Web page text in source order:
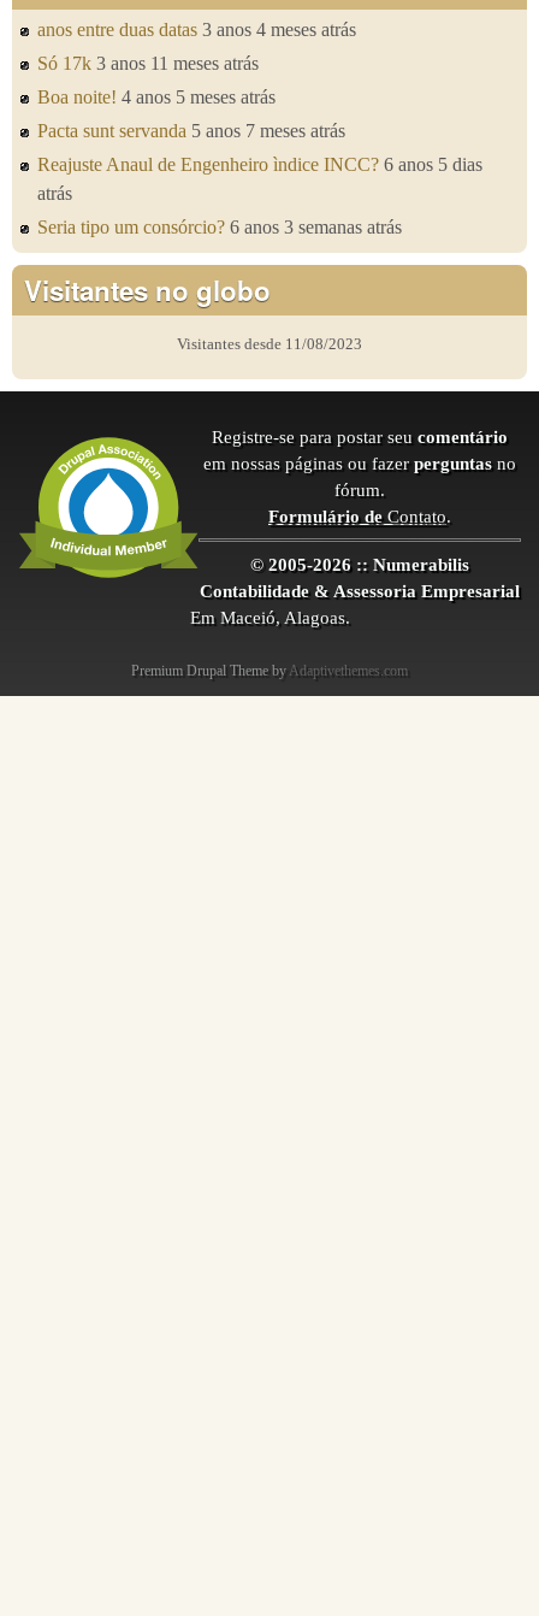
anos entre duas datas 3 anos 4 meses atrás
Só 17k 3 anos 11 meses atrás
Boa noite! 4 anos 5 meses atrás
Pacta sunt servanda 5 anos 7 meses atrás
Reajuste Anaul de Engenheiro ìndice INCC? 6 anos 5 dias
atrás
Seria tipo um consórcio? 6 anos 3 semanas atrás
Visitantes no globo
Visitantes desde 11/08/2023
Registre-se para postar seu comentário
em nossas páginas ou fazer perguntas no
fórum.
Formulário deContato.
© 2005-2026 :: Numerabilis
Contabilidade & Assessoria Empresarial
Em Maceió, Alagoas.
Premium Drupal Theme by Adaptivethemes.com